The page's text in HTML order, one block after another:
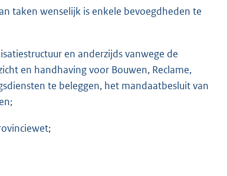
taken wenselijk is enkele bevoegdheden te
en anderzijds vanwege de
en handhaving voor Bouwen, Reclame,
te beleggen, het mandaatbesluit van